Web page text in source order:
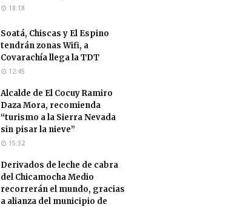
18:18
Soatá, Chiscas y El Espino
tendrán zonas Wifi, a
Covarachía llega la TDT
12:45
Alcalde de El Cocuy Ramiro
Daza Mora, recomienda
“turismo a la Sierra Nevada
sin pisar la nieve”
15:32
Derivados de leche de cabra
del Chicamocha Medio
recorrerán el mundo, gracias
a alianza del municipio de